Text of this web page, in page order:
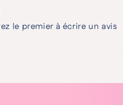
le premier à écrire un avis